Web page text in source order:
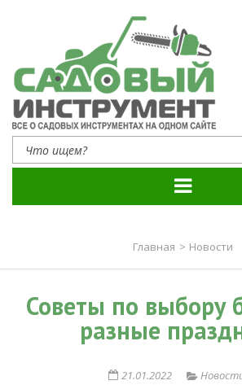
Садовый
Все о садовых инструментах на
Главная > Новости
Советы по выбору
разные
21.01.2022